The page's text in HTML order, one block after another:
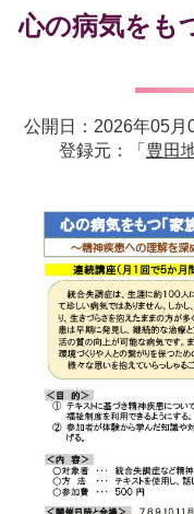
心の病気をも
公開日：2026年05
登録元：「 豊田